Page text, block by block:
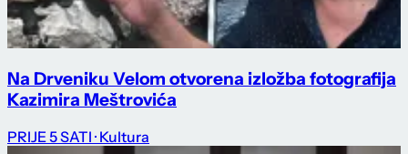
Na Drveniku Velom otvorena izložba fotografija
Kazimira Meštrovića
PRIJE 5 SATI · Kultura